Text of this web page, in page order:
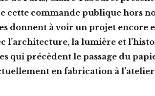
cette commande publique hors
donnent à voir un projet encore
l’architecture, la lumière et
qui précèdent le passage du
en fabrication à